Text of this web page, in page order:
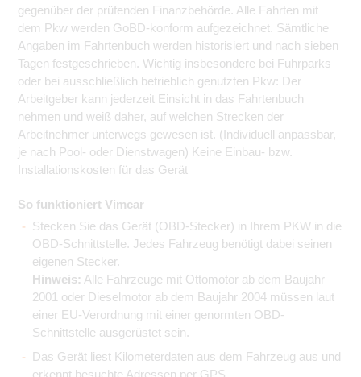
gegenüber der prüfenden Finanzbehörde. Alle Fahrten mit
dem Pkw werden GoBD-konform aufgezeichnet. Sämtliche
Angaben im Fahrtenbuch werden historisiert und nach sieben
Tagen festgeschrieben. Wichtig insbesondere bei Fuhrparks
oder bei ausschließlich betrieblich genutzten Pkw: Der
Arbeitgeber kann jederzeit Einsicht in das Fahrtenbuch
nehmen und weiß daher, auf welchen Strecken der
Arbeitnehmer unterwegs gewesen ist. (Individuell anpassbar,
je nach Pool- oder Dienstwagen) Keine Einbau- bzw.
Installationskosten für das Gerät
So funktioniert Vimcar
Stecken Sie das Gerät (OBD-Stecker) in Ihrem PKW in die
OBD-Schnittstelle. Jedes Fahrzeug benötigt dabei seinen
eigenen Stecker.
Hinweis: Alle Fahrzeuge mit Ottomotor ab dem Baujahr
2001 oder Dieselmotor ab dem Baujahr 2004 müssen laut
einer EU-Verordnung mit einer genormten OBD-
Schnittstelle ausgerüstet sein.
Das Gerät liest Kilometerdaten aus dem Fahrzeug aus und
erkennt besuchte Adressen per GPS.